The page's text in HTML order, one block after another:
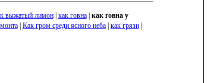
выжатый лимон| как говна| как говна у
| Как гром среди ясного неба| как грязи|